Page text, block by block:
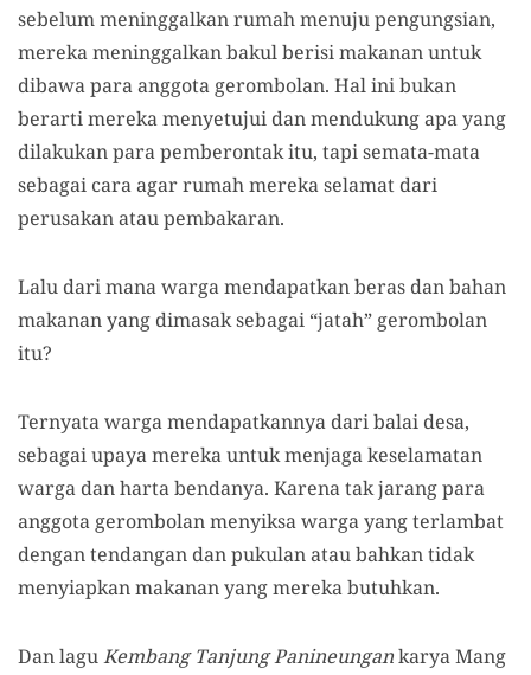
sebelum meninggalkan rumah menuju pengungsian,
mereka meninggalkan bakul berisi makanan untuk
dibawa para anggota gerombolan. Hal ini bukan
berarti mereka menyetujui dan mendukung apa yang
dilakukan para pemberontak itu, tapi semata-mata
sebagai cara agar rumah mereka selamat dari
perusakan atau pembakaran.
Lalu dari mana warga mendapatkan beras dan bahan
makanan yang dimasak sebagai “jatah” gerombolan
itu?
Ternyata warga mendapatkannya dari balai desa,
sebagai upaya mereka untuk menjaga keselamatan
warga dan harta bendanya. Karena tak jarang para
anggota gerombolan menyiksa warga yang terlambat
dengan tendangan dan pukulan atau bahkan tidak
menyiapkan makanan yang mereka butuhkan.
Dan laguKembang Tanjung Panineungankarya Mang